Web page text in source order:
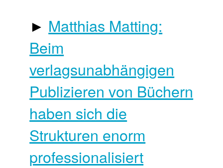
► Matthias Matting:
Beim
verlagsunabhängigen
Publizieren von Büchern
haben sich die
Strukturen enorm
professionalisiert